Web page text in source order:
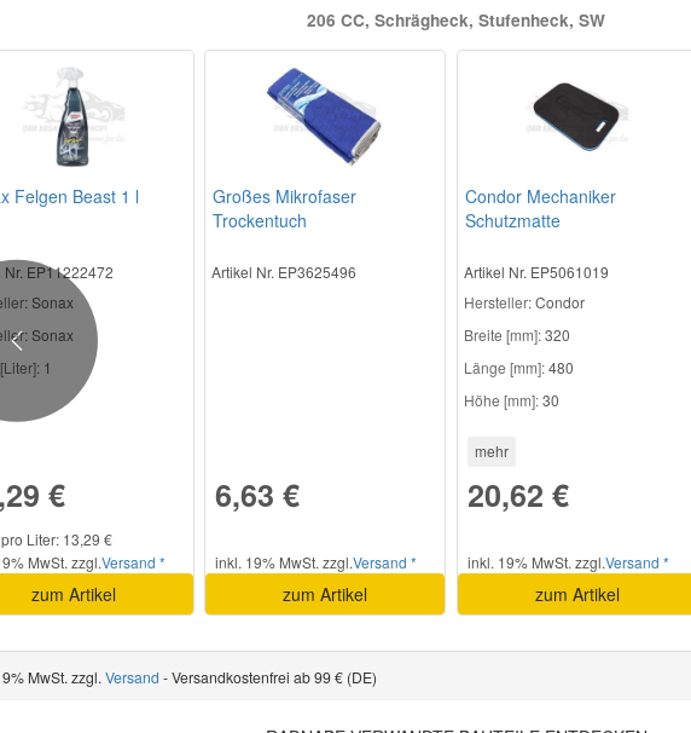
206 CC, Schrägheck, Stufenheck, SW
Felgen Beast 1 l
Nr. EP11222472
: Sonax
Sonax
1
€
Liter: 13,29 €
MwSt. zzgl.Versand *
zum Artikel
Großes Mikrofaser
Trockentuch
Artikel Nr. EP3625496
6,63 €
inkl. 19% MwSt. zzgl.Versand *
zum Artikel
Condor Mechaniker
Schutzmatte
Artikel Nr. EP5061019
Hersteller: Condor
Breite [mm]:320
Länge [mm]:480
Höhe [mm]:30
mehr
20,62 €
inkl. 19% MwSt. zzgl.Versand *
zum Artikel
Previous
MwSt. zzgl. Versand - Versandkostenfrei ab 99 € (DE)